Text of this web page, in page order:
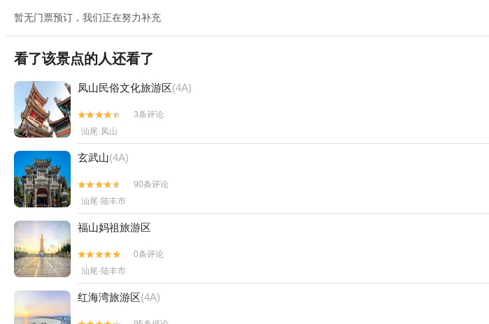
暂无门票预订，我们正在努力补充
看了该景点的人还看了
凤山民俗文化旅游区(4A)


3条评论
汕尾·凤山
玄武山(4A)


90条评论
汕尾·陆丰市
福山妈祖旅游区


0条评论
汕尾·陆丰市
红海湾旅游区(4A)